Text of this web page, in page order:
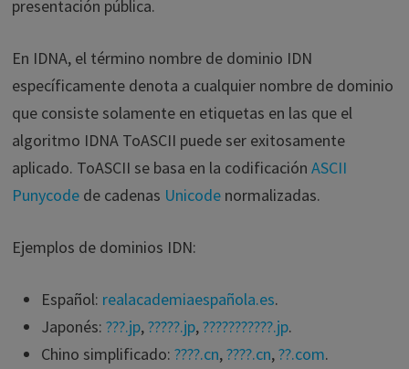
presentación pública.
En IDNA, el término nombre de dominio IDN
específicamente denota a cualquier nombre de dominio
que consiste solamente en etiquetas en las que el
algoritmo IDNA ToASCII puede ser exitosamente
aplicado. ToASCII se basa en la codificación ASCII
Punycodede cadenas Unicodenormalizadas.
Ejemplos de dominios IDN:
Español: realacademiaespañola.es.
Japonés: ???.jp,?????.jp,???????????.jp.
Chino simplificado: ????.cn,????.cn,??.com.